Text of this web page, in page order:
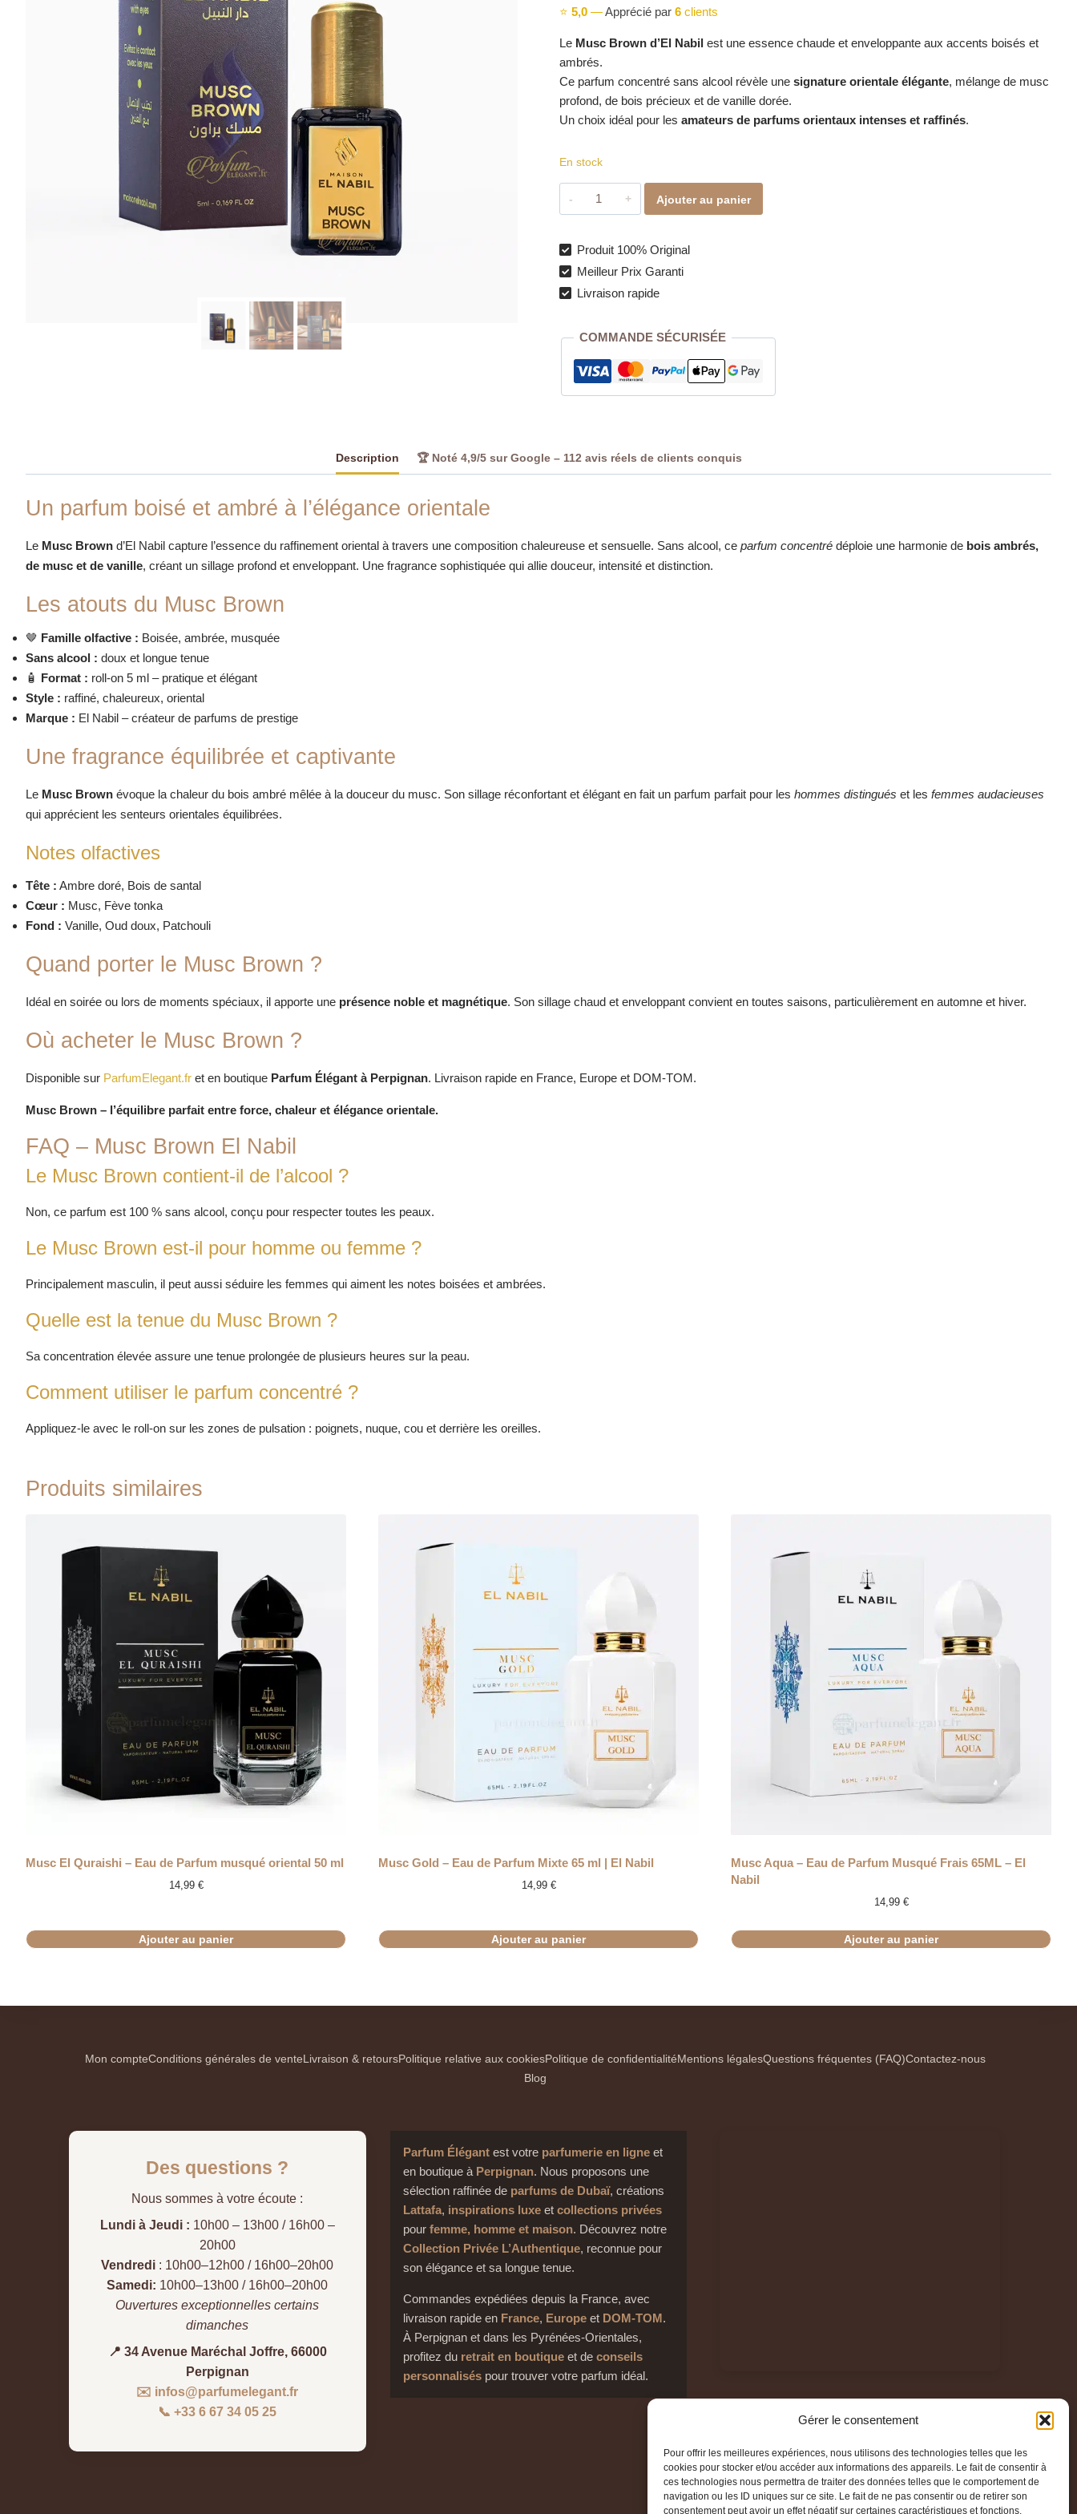
Gérer le consentement
Pour offrir les meilleures expériences, nous utilisons des technologies telles que les
cookies pour stocker et/ou accéder aux informations des appareils. Le fait de consentir à
ces technologies nous permettra de traiter des données telles que le comportement de
navigation ou les ID uniques sur ce site. Le fait de ne pas consentir ou de retirer son
consentement peut avoir un effet négatif sur certaines caractéristiques et fonctions.
⭐ 5,0—Apprécié par 6clients
Le Musc Brown d’El Nabilest une essence chaude et enveloppante aux accents boisés et
ambrés.
Ce parfum concentré sans alcool révèle une signature orientale élégante, mélange de musc
profond, de bois précieux et de vanille dorée.
Un choix idéal pour les amateurs de parfums orientaux intenses et raffinés.
En stock
quantité
de
Brown
–
La
musc
oriental
signée
Ajouter au panier
Produit 100% Original
Meilleur Prix Garanti
Livraison rapide
COMMANDE SÉCURISÉE
Description 🏆 Noté 4,9/5 sur Google – 112 avis réels de clients conquis
Un parfum boisé et ambré à l’élégance orientale
Le Musc Brown d’El Nabil capture l’essence du raffinement oriental à travers une composition chaleureuse et sensuelle. Sans alcool, ce parfum concentré déploie une harmonie de bois ambrés,
de musc et de vanille, créant un sillage profond et enveloppant. Une fragrance sophistiquée qui allie douceur, intensité et distinction.
Les atouts du Musc Brown
🤎 Famille olfactive : Boisée, ambrée, musquée
Sans alcool : doux et longue tenue
🧴 Format : roll-on 5 ml – pratique et élégant
Style : raffiné, chaleureux, oriental
Marque : El Nabil – créateur de parfums de prestige
Une fragrance équilibrée et captivante
Le Musc Brown évoque la chaleur du bois ambré mêlée à la douceur du musc. Son sillage réconfortant et élégant en fait un parfum parfait pour les hommes distingués et les femmes audacieuses
qui apprécient les senteurs orientales équilibrées.
Notes olfactives
Tête : Ambre doré, Bois de santal
Cœur : Musc, Fève tonka
Fond : Vanille, Oud doux, Patchouli
Quand porter le Musc Brown ?
Idéal en soirée ou lors de moments spéciaux, il apporte une présence noble et magnétique. Son sillage chaud et enveloppant convient en toutes saisons, particulièrement en automne et hiver.
Où acheter le Musc Brown ?
Disponible sur ParfumElegant.fr et en boutique Parfum Élégant à Perpignan. Livraison rapide en France, Europe et DOM-TOM.
Musc Brown – l’équilibre parfait entre force, chaleur et élégance orientale.
FAQ – Musc Brown El Nabil
Le Musc Brown contient-il de l’alcool ?
Non, ce parfum est 100 % sans alcool, conçu pour respecter toutes les peaux.
Le Musc Brown est-il pour homme ou femme ?
Principalement masculin, il peut aussi séduire les femmes qui aiment les notes boisées et ambrées.
Quelle est la tenue du Musc Brown ?
Sa concentration élevée assure une tenue prolongée de plusieurs heures sur la peau.
Comment utiliser le parfum concentré ?
Appliquez-le avec le roll-on sur les zones de pulsation : poignets, nuque, cou et derrière les oreilles.
Produits similaires
Musc El Quraishi – Eau de Parfum musqué oriental 50 ml
14,99 €
Ajouter au panier
Musc Gold – Eau de Parfum Mixte 65 ml | El Nabil
14,99 €
Ajouter au panier
Musc Aqua – Eau de Parfum Musqué Frais 65ML – El
Nabil
14,99 €
Ajouter au panier
Mon compteConditions générales de venteLivraison & retoursPolitique relative aux cookiesPolitique de confidentialitéMentions légalesQuestions fréquentes (FAQ)Contactez-nous
Blog
Des questions ?
Nous sommes à votre écoute :
Lundi à Jeudi : 10h00 – 13h00 / 16h00 –
20h00
Vendredi : 10h00–12h00 / 16h00–20h00
Samedi: 10h00–13h00 / 16h00–20h00
Ouvertures exceptionnelles certains
dimanches
📍 34 Avenue Maréchal Joffre, 66000
Perpignan
✉️ infos@parfumelegant.fr
📞 +33 6 67 34 05 25
Parfum Élégantest votre parfumerie en ligneet
en boutique à Perpignan. Nous proposons une
sélection raffinée de parfums de Dubaï, créations
Lattafa, inspirations luxeet collections privées
pour femme, homme et maison. Découvrez notre
Collection Privée L’Authentique, reconnue pour
son élégance et sa longue tenue.
Commandes expédiées depuis la France, avec
livraison rapide en France, Europeet DOM-TOM.
À Perpignan et dans les Pyrénées-Orientales,
profitez du retrait en boutiqueet de conseils
personnaliséspour trouver votre parfum idéal.